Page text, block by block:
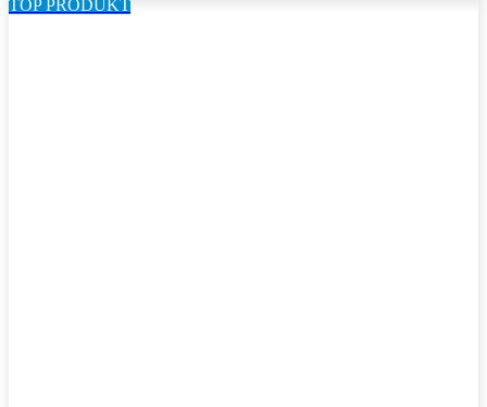
TOP PRODUKT